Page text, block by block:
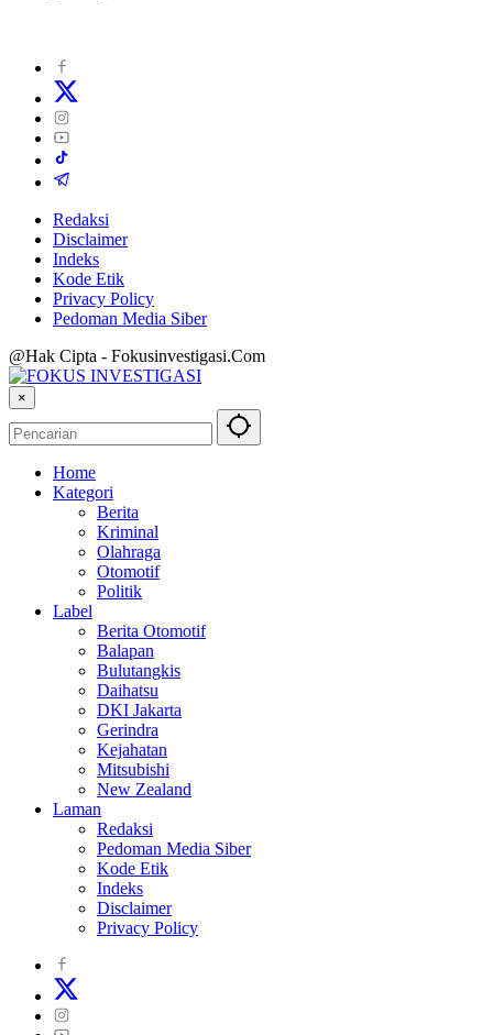
Redaksi
Disclaimer
Indeks
Kode Etik
Privacy Policy
Pedoman Media Siber
@Hak Cipta - Fokusinvestigasi.Com
×
Home
Kategori
Berita
Kriminal
Olahraga
Otomotif
Politik
Label
Berita Otomotif
Balapan
Bulutangkis
Daihatsu
DKI Jakarta
Gerindra
Kejahatan
Mitsubishi
New Zealand
Laman
Redaksi
Pedoman Media Siber
Kode Etik
Indeks
Disclaimer
Privacy Policy